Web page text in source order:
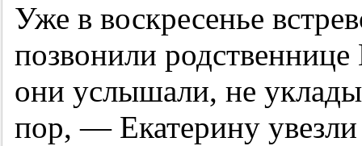
Уже в воскресенье
позвонили
они услышали, не
пор, — Екатерину